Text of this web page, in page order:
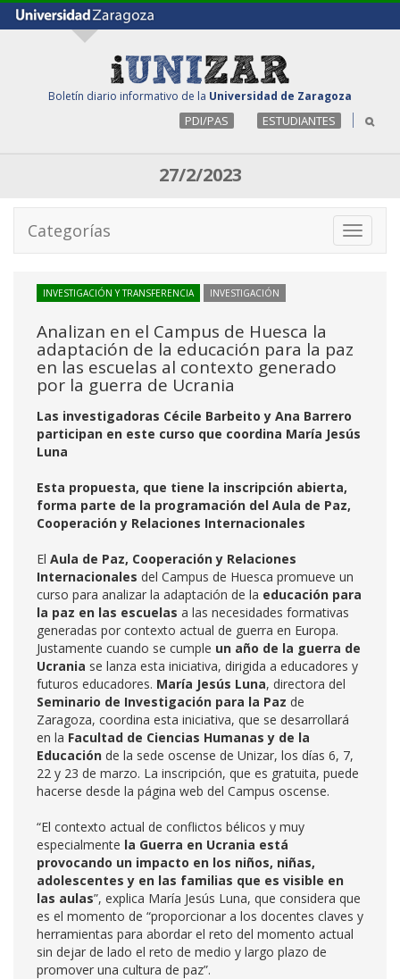
Boletín diario informativo de la Universidad de Zaragoza
PDI/PAS ESTUDIANTES
27/2/2023
Toggle
Categorías
INVESTIGACIÓN Y TRANSFERENCIA INVESTIGACIÓN
Analizan en el Campus de Huesca la
adaptación de la educación para la paz
en las escuelas al contexto generado
por la guerra de Ucrania
Las investigadoras Cécile Barbeito y Ana Barrero
participan en este curso que coordina María Jesús
Luna
Esta propuesta, que tiene la inscripción abierta,
forma parte de la programación del Aula de Paz,
Cooperación y Relaciones Internacionales
El Aula de Paz, Cooperación y Relaciones
Internacionales del Campus de Huesca promueve un
curso para analizar la adaptación de la educación para
la paz en las escuelas a las necesidades formativas
generadas por contexto actual de guerra en Europa.
Justamente cuando se cumple un año de la guerra de
Ucrania se lanza esta iniciativa, dirigida a educadores y
futuros educadores. María Jesús Luna, directora del
Seminario de Investigación para la Paz de
Zaragoza, coordina esta iniciativa, que se desarrollará
en la Facultad de Ciencias Humanas y de la
Educación de la sede oscense de Unizar, los días 6, 7,
22 y 23 de marzo. La inscripción, que es gratuita, puede
hacerse desde la página web del Campus oscense.
“El contexto actual de conflictos bélicos y muy
especialmente la Guerra en Ucrania está
provocando un impacto en los niños, niñas,
adolescentes y en las familias que es visible en
las aulas”, explica María Jesús Luna, que considera que
es el momento de “proporcionar a los docentes claves y
herramientas para abordar el reto del momento actual
sin dejar de lado el reto de medio y largo plazo de
promover una cultura de paz”.